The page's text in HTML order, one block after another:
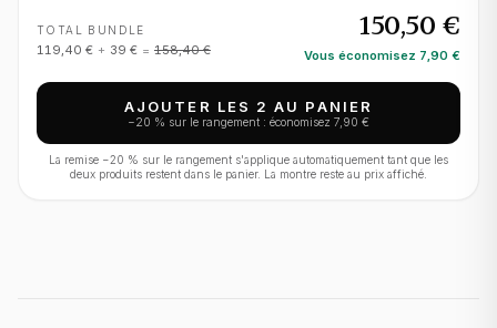
TOTAL BUNDLE
119,40 € + 39 € = 158,40 €
150,50 €
Vous économisez 7,90 €
AJOUTER LES 2 AU PANIER
−20 % sur le rangement : économisez 7,90 €
La remise −20 % sur le rangement s'applique automatiquement tant que les
deux produits restent dans le panier. La montre reste au prix affiché.